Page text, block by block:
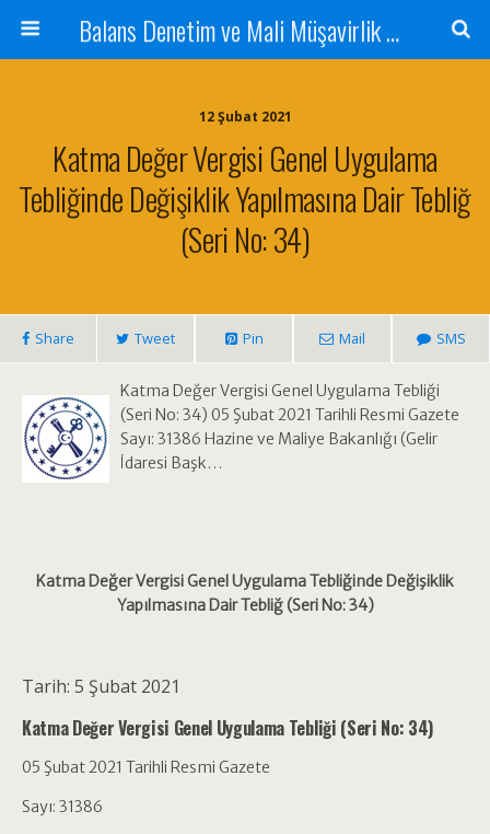
Balans Denetim ve Mali Müşavirlik Hizmetleri
12 Şubat 2021
Katma Değer Vergisi Genel Uygulama
Tebliğinde Değişiklik Yapılmasına Dair Tebliğ
(Seri No: 34)
Share Tweet Pin Mail SMS
Katma Değer Vergisi Genel Uygulama Tebliği
(Seri No: 34) 05 Şubat 2021 Tarihli Resmi Gazete
Sayı: 31386 Hazine ve Maliye Bakanlığı (Gelir
İdaresi Başk…
Katma Değer Vergisi Genel Uygulama Tebliğinde Değişiklik
Yapılmasına Dair Tebliğ (Seri No: 34)
Tarih: 5 Şubat 2021
Katma Değer Vergisi Genel Uygulama Tebliği (Seri No: 34)
05 Şubat 2021 Tarihli Resmi Gazete
Sayı: 31386